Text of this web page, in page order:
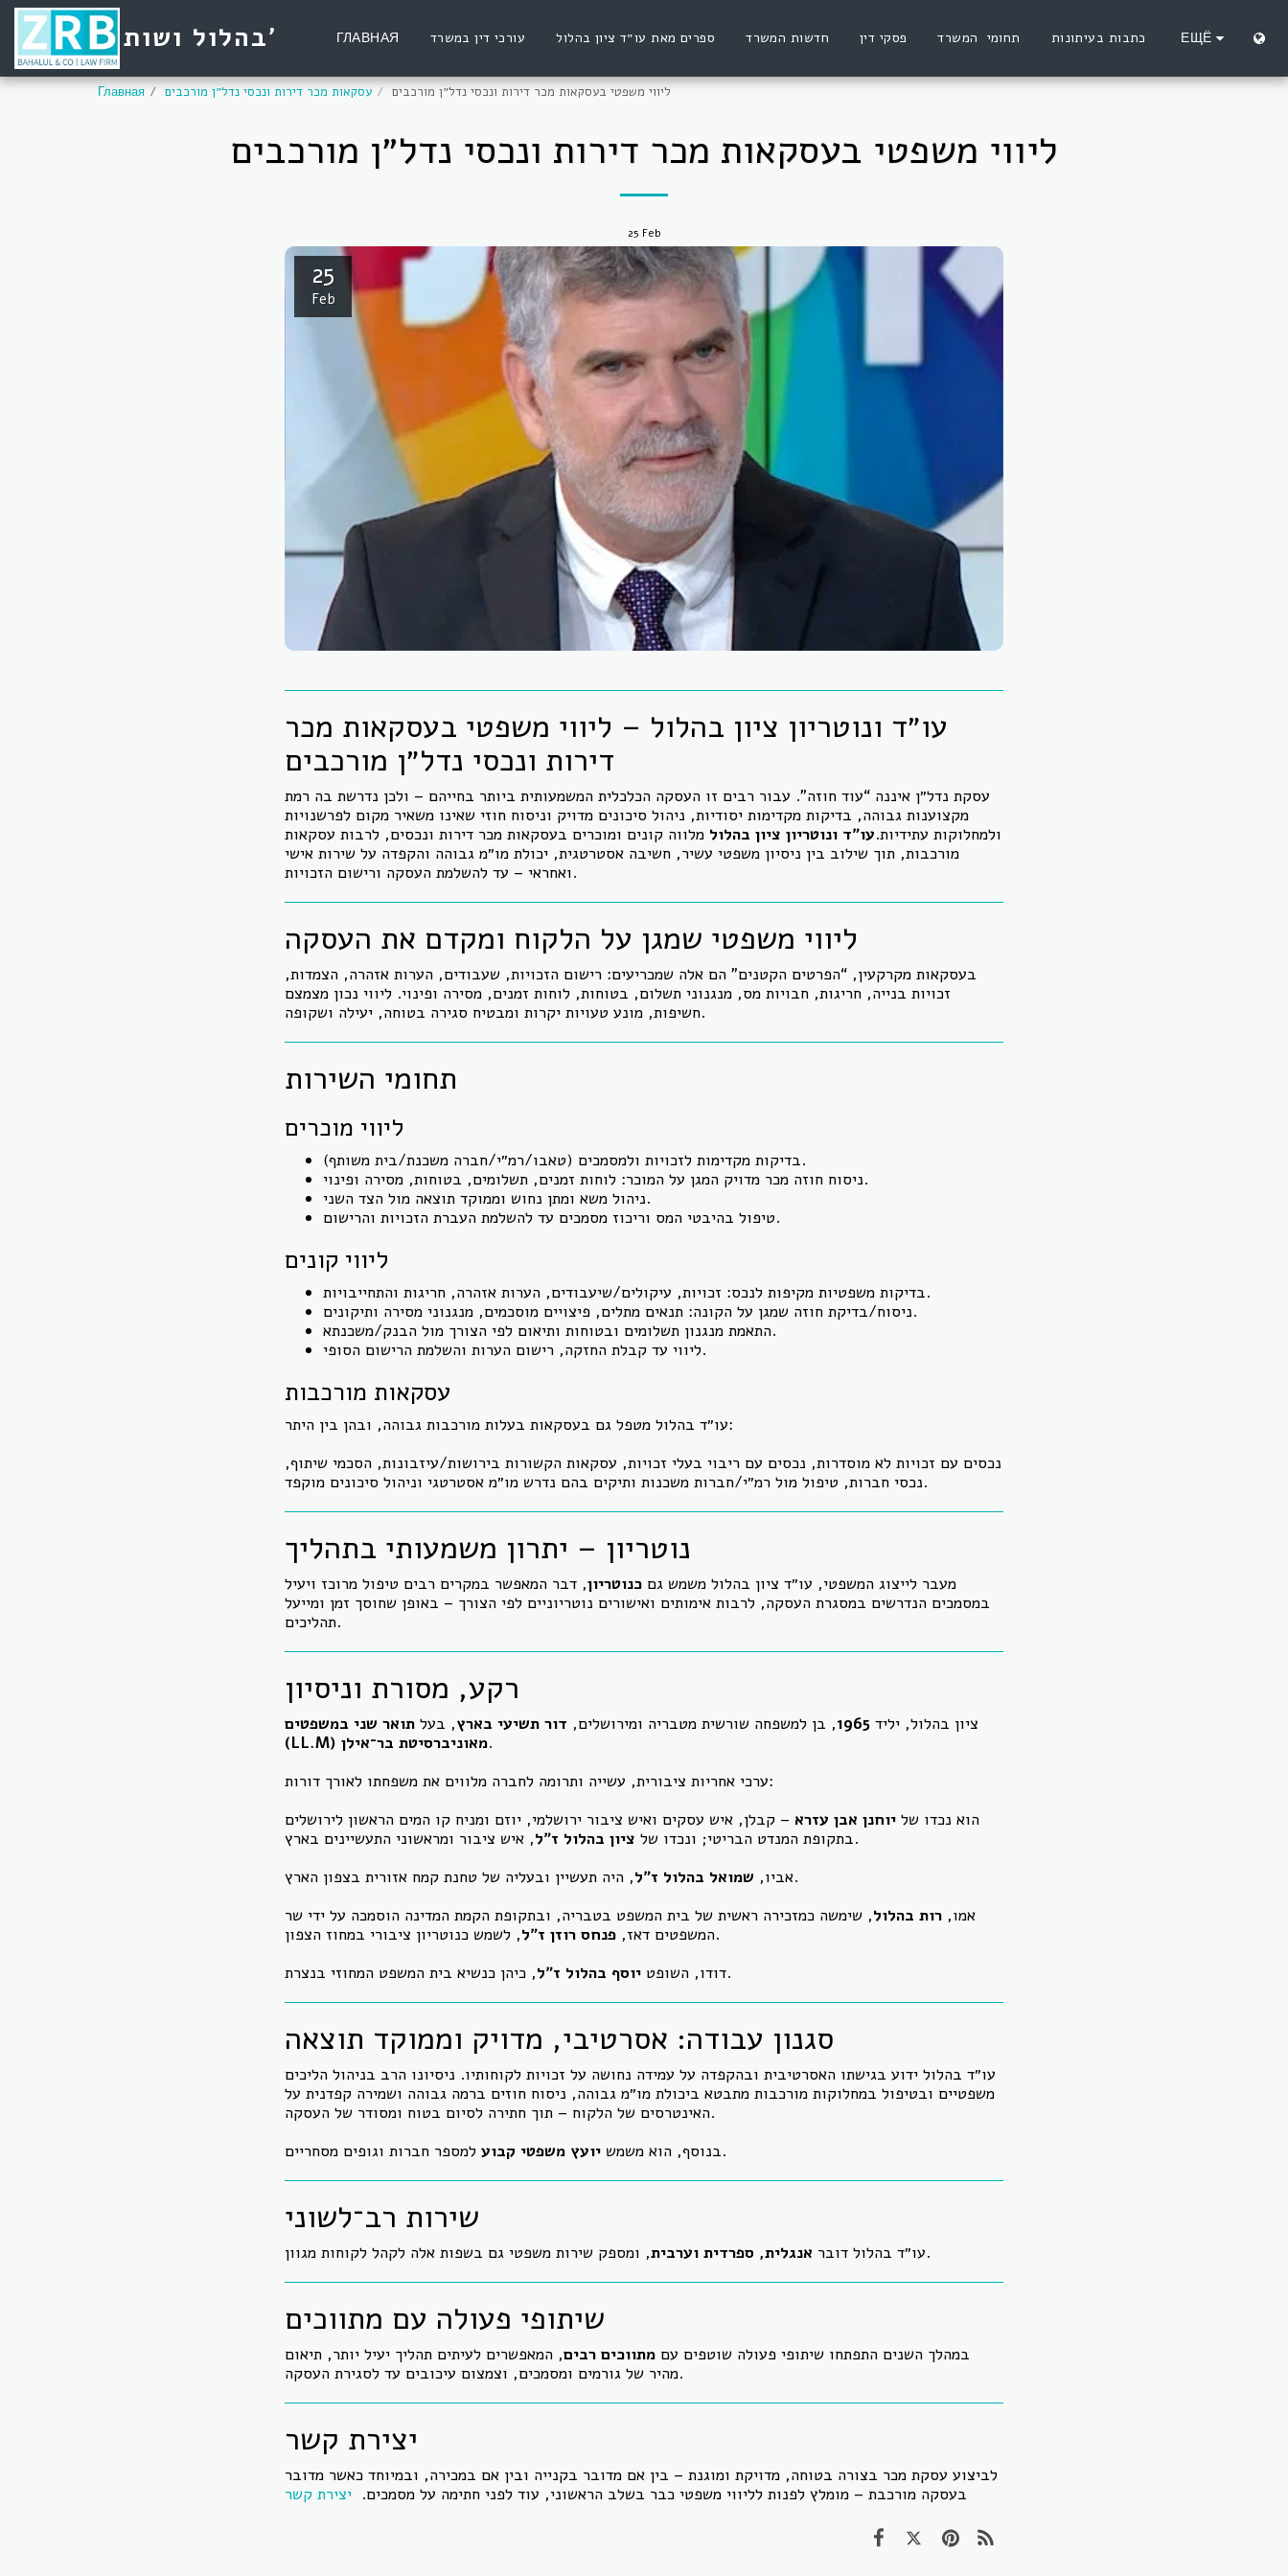
בהלול ושות' ГЛАВНАЯ עורכי דין במשרד ספרים מאת עו״ד ציון בהלול חדשות המשרד פסקי דין תחומי המשרד ЕЩЁ
Главная עסקאות מכר דירות ונכסי נדל״ן מורכבים ליווי משפטי בעסקאות מכר דירות ונכסי נדל״ן מורכבים
ליווי משפטי בעסקאות מכר דירות ונכסי נדל״ן מורכבים
25 Feb
25
Feb
עו״ד ונוטריון ציון בהלול – ליווי משפטי בעסקאות מכר
דירות ונכסי נדל״ן מורכבים
עסקת נדל״ן איננה “עוד חוזה”. עבור רבים זו העסקה הכלכלית המשמעותית ביותר בחייהם – ולכן נדרשת בה רמת
מקצוענות גבוהה, בדיקות מקדימות יסודיות, ניהול סיכונים מדויק וניסוח חוזי שאינו משאיר מקום לפרשנויות
ולמחלוקות עתידיות.עו״ד ונוטריון ציון בהלול מלווה קונים ומוכרים בעסקאות מכר דירות ונכסים, לרבות עסקאות
מורכבות, תוך שילוב בין ניסיון משפטי עשיר, חשיבה אסטרטגית, יכולת מו״מ גבוהה והקפדה על שירות אישי
ואחראי – עד להשלמת העסקה ורישום הזכויות.
ליווי משפטי שמגן על הלקוח ומקדם את העסקה
בעסקאות מקרקעין, “הפרטים הקטנים” הם אלה שמכריעים: רישום הזכויות, שעבודים, הערות אזהרה, הצמדות,
זכויות בנייה, חריגות, חבויות מס, מנגנוני תשלום, בטוחות, לוחות זמנים, מסירה ופינוי. ליווי נכון מצמצם
חשיפות, מונע טעויות יקרות ומבטיח סגירה בטוחה, יעילה ושקופה.
תחומי השירות
ליווי מוכרים
בדיקות מקדימות לזכויות ולמסמכים (טאבו/רמ״י/חברה משכנת/בית משותף).
ניסוח חוזה מכר מדויק המגן על המוכר: לוחות זמנים, תשלומים, בטוחות, מסירה ופינוי.
ניהול משא ומתן נחוש וממוקד תוצאה מול הצד השני.
טיפול בהיבטי המס וריכוז מסמכים עד להשלמת העברת הזכויות והרישום.
ליווי קונים
בדיקות משפטיות מקיפות לנכס: זכויות, עיקולים/שיעבודים, הערות אזהרה, חריגות והתחייבויות.
ניסוח/בדיקת חוזה שמגן על הקונה: תנאים מתלים, פיצויים מוסכמים, מנגנוני מסירה ותיקונים.
התאמת מנגנון תשלומים ובטוחות ותיאום לפי הצורך מול הבנק/משכנתא.
ליווי עד קבלת החזקה, רישום הערות והשלמת הרישום הסופי.
עסקאות מורכבות
עו״ד בהלול מטפל גם בעסקאות בעלות מורכבות גבוהה, ובהן בין היתר:
נכסים עם זכויות לא מוסדרות, נכסים עם ריבוי בעלי זכויות, עסקאות הקשורות בירושות/עיזבונות, הסכמי שיתוף,
נכסי חברות, טיפול מול רמ״י/חברות משכנות ותיקים בהם נדרש מו״מ אסטרטגי וניהול סיכונים מוקפד.
נוטריון – יתרון משמעותי בתהליך
מעבר לייצוג המשפטי, עו״ד ציון בהלול משמש גם כנוטריון, דבר המאפשר במקרים רבים טיפול מרוכז ויעיל
במסמכים הנדרשים במסגרת העסקה, לרבות אימותים ואישורים נוטריוניים לפי הצורך – באופן שחוסך זמן ומייעל
תהליכים.
רקע, מסורת וניסיון
ציון בהלול, יליד 1965, בן למשפחה שורשית מטבריה ומירושלים, דור תשיעי בארץ, בעל תואר שני במשפטים
(LL.M) מאוניברסיטת בר־אילן.
ערכי אחריות ציבורית, עשייה ותרומה לחברה מלווים את משפחתו לאורך דורות:
הוא נכדו של יוחנן אבן עזרא – קבלן, איש עסקים ואיש ציבור ירושלמי, יוזם ומניח קו המים הראשון לירושלים
בתקופת המנדט הבריטי; ונכדו של ציון בהלול ז״ל
, איש ציבור ומראשוני התעשיינים בארץ.
אביו, שמואל בהלול ז״ל
, היה תעשיין ובעליה של טחנת קמח אזורית בצפון הארץ.
אמו, רות בהלול, שימשה כמזכירה ראשית של בית המשפט בטבריה, ובתקופת הקמת המדינה הוסמכה על ידי שר
המשפטים דאז, פנחס רוזן ז״ל
, לשמש כנוטריון ציבורי במחוז הצפון.
דודו, השופט יוסף בהלול ז״ל , כיהן כנשיא בית המשפט המחוזי בנצרת.
סגנון עבודה: אסרטיבי, מדויק וממוקד תוצאה
עו״ד בהלול ידוע בגישתו האסרטיבית ובהקפדה על עמידה נחושה על זכויות לקוחותיו. ניסיונו הרב בניהול הליכים
משפטיים ובטיפול במחלוקות מורכבות מתבטא ביכולת מו״מ גבוהה, ניסוח חוזים ברמה גבוהה ושמירה קפדנית על
האינטרסים של הלקוח – תוך חתירה לסיום בטוח ומסודר של העסקה.
בנוסף, הוא משמש יועץ משפטי קבוע למספר חברות וגופים מסחריים.
שירות רב־לשוני
עו״ד בהלול דובר אנגלית, ספרדית וערבית , ומספק שירות משפטי גם בשפות אלה לקהל לקוחות מגוון.
שיתופי פעולה עם מתווכים
במהלך השנים התפתחו שיתופי פעולה שוטפים עם מתווכים רבים, המאפשרים לעיתים תהליך יעיל יותר, תיאום
מהיר של גורמים ומסמכים, וצמצום עיכובים עד לסגירת העסקה.
יצירת קשר
לביצוע עסקת מכר בצורה בטוחה, מדויקת ומוגנת – בין אם מדובר בקנייה ובין אם במכירה, ובמיוחד כאשר מדובר
בעסקה מורכבת – מומלץ לפנות לליווי משפטי כבר בשלב הראשוני, עוד לפני חתימה על מסמכים. יצירת קשר